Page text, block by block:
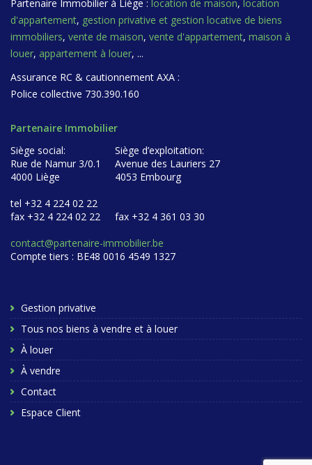
Partenaire Immobilier à Liège : location de maison, location
d'appartement, gestion privative et gestion locative de biens
immobiliers, vente de maison, vente d'appartement, maison à
louer, appartement à louer, ...
Assurance RC & cautionnement AXA :
Police collective 730.390.160
Partenaire Immobilier
Siège social:
Rue de Namur 3/0.1
4000 Liège
tel +32 4 224 02 22
fax +32 4 224 02 22
Siège d’exploitation:
Avenue des Lauriers 27
4053 Embourg
fax +32 4 361 03 30
contact@partenaire-immobilier.be
Compte tiers : BE48 0016 4549 1327
Gestion privative
Tous nos biens à vendre et à louer
À louer
À vendre
Contact
Espace Client